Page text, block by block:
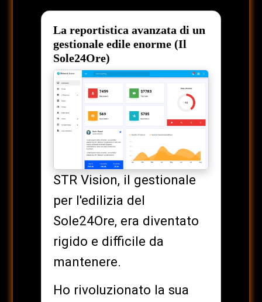
La reportistica avanzata di un
gestionale edile enorme (Il
Sole24Ore)
STR Vision, il gestionale
per l'edilizia del
Sole24Ore, era diventato
rigido e difficile da
mantenere.
Ho rivoluzionato la sua